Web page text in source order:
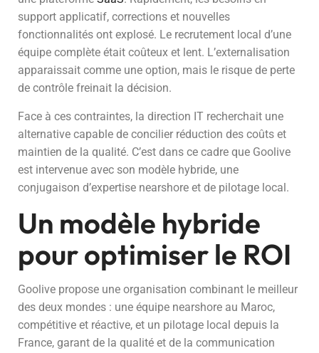
support applicatif, corrections et nouvelles
fonctionnalités ont explosé. Le recrutement local d’une
équipe complète était coûteux et lent. L’externalisation
apparaissait comme une option, mais le risque de perte
de contrôle freinait la décision.
Face à ces contraintes, la direction IT recherchait une
alternative capable de concilier réduction des coûts et
maintien de la qualité. C’est dans ce cadre que Goolive
est intervenue avec son modèle hybride, une
conjugaison d’expertise nearshore et de pilotage local.
Un modèle hybride
pour optimiser le ROI
Goolive propose une organisation combinant le meilleur
des deux mondes : une équipe nearshore au Maroc,
compétitive et réactive, et un pilotage local depuis la
France, garant de la qualité et de la communication